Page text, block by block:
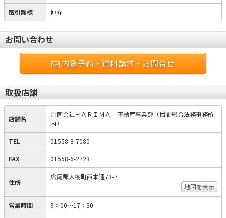
取引態様 仲介
お問い合わせ
内覧予約・資料請求・お問合せ
取扱店舗
店舗名
合同会社ＨＡＲＩＭＡ 不動産事業部（播間総合法務事務所
内）
TEL 01558-8-7080
FAX 01558-6-2723
住所
広尾郡大樹町西本通73-7
地図を表示
営業時間 9：00～17：30